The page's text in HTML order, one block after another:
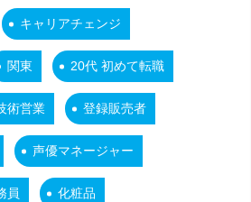
キャリアチェンジ
関東 20代 初めて転職
術営業 登録販売者
声優マネージャー
員 化粧品